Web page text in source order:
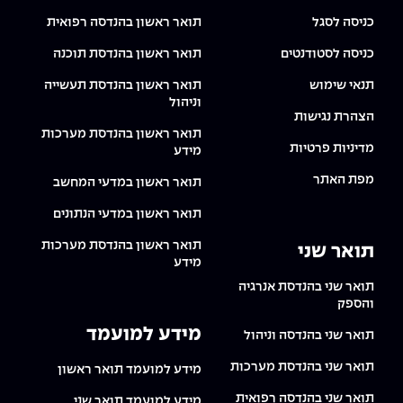
כניסה לסגל
כניסה לסטודנטים
תנאי שימוש
הצהרת נגישות
מדיניות פרטיות
מפת האתר
תואר שני
תואר שני בהנדסת אנרגיה
והספק
תואר שני בהנדסה וניהול
תואר שני בהנדסת מערכות
תואר שני בהנדסה רפואית
תואר ראשון בהנדסה רפואית
תואר ראשון בהנדסת תוכנה
תואר ראשון בהנדסת תעשייה
וניהול
תואר ראשון בהנדסת מערכות
מידע
תואר ראשון במדעי המחשב
תואר ראשון במדעי הנתונים
תואר ראשון בהנדסת מערכות
מידע
מידע למועמד
מידע למועמד תואר ראשון
אווירה נפיצה במתקני חשמל ומכשור
קורסים מקצועיים מותאמים לארגונים
לכל הקורסים